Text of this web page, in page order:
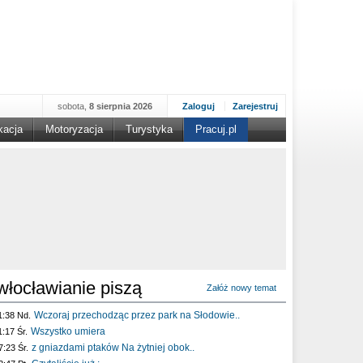
Zaloguj Zarejestruj
sobota, 8 sierpnia 2026
Motoryzacja Turystyka Pracuj.pl
piszą Załóż nowy temat
Nd. Wczoraj przechodząc przez park na Słodowie..
Śr. Wszystko umiera
Śr. z gniazdami ptaków Na żytniej obok..